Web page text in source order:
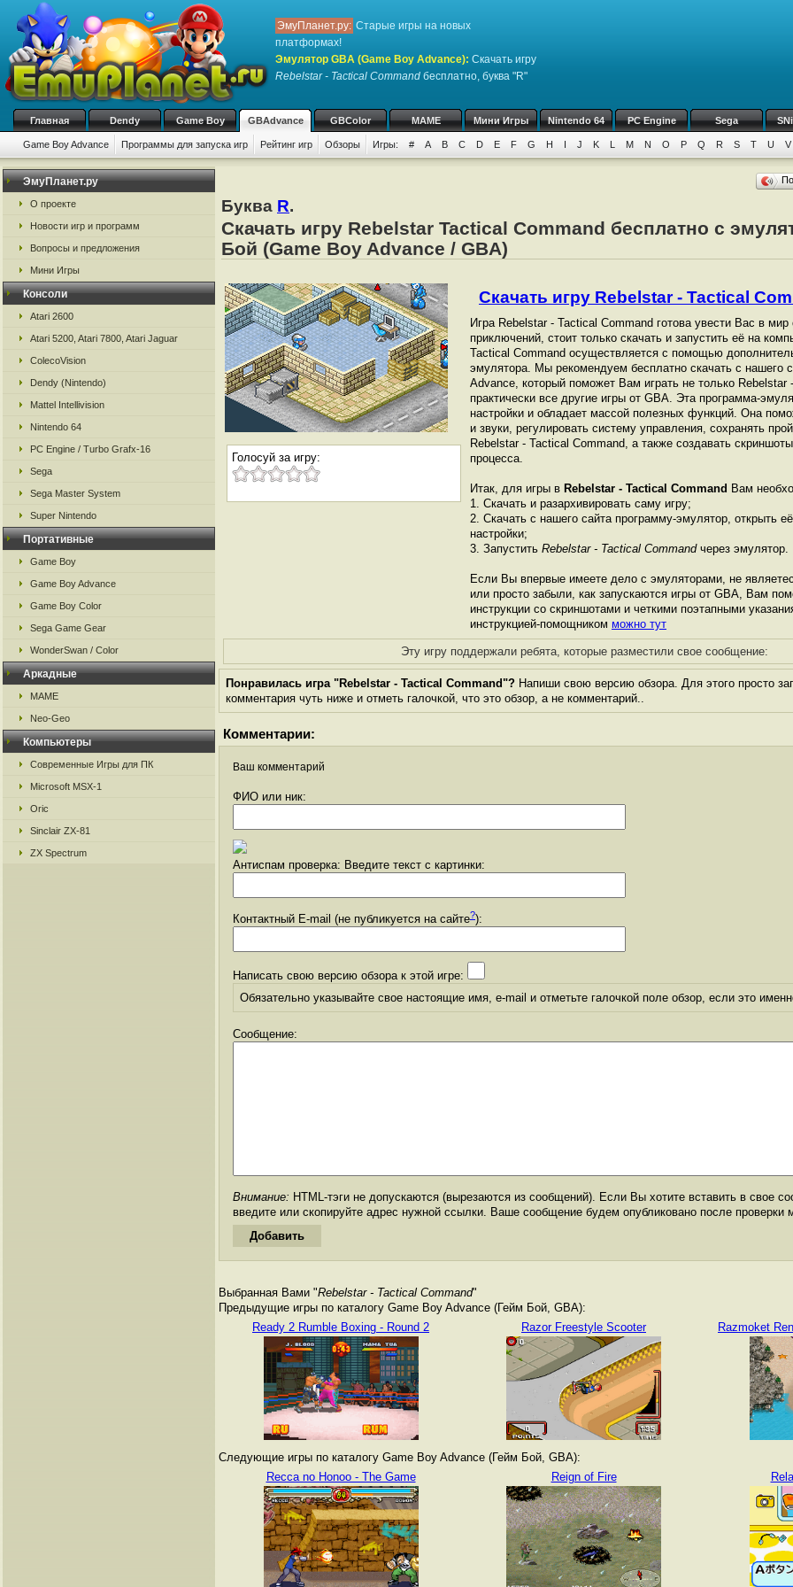
ЭмуПланет.ру: Старые игры на новых
платформах!
Эмулятор GBA (Game Boy Advance): Скачать игру
Rebelstar - Tactical Command бесплатно, буква "R"
Главная Dendy Game Boy GBAdvance GBColor MAME Мини Игры Nintendo 64 PC Engine Sega
Game Boy Advance Программы для запуска игр Рейтинг игр Обзоры Игры: # A B C D E F G H I J K L M N O P Q R S T U V
ЭмуПланет.ру
О проекте
Новости игр и программ
Вопросы и предложения
Мини Игры
Консоли
Atari 2600
Atari 5200, Atari 7800, Atari Jaguar
ColecoVision
Dendy (Nintendo)
Mattel Intellivision
Nintendo 64
PC Engine / Turbo Grafx-16
Sega
Sega Master System
Super Nintendo
Портативные
Game Boy
Game Boy Advance
Game Boy Color
Sega Game Gear
WonderSwan / Color
Аркадные
MAME
Neo-Geo
Компьютеры
Современные Игры для ПК
Microsoft MSX-1
Oric
Sinclair ZX-81
ZX Spectrum
Буква R.
Скачать игру Rebelstar Tactical Command бесплатно с
Бой (Game Boy Advance / GBA)
Голосуй за игру:
Скачать игру Rebelstar - Tactical
Игра Rebelstar - Tactical Command готова увести Вас в
приключений, стоит только скачать и запустить её на
Tactical Command осуществляется с помощью
эмулятора. Мы рекомендуем бесплатно скачать с нашего
Advance, который поможет Вам играть не только Rebelstar
практически все другие игры от GBА. Эта программа-
настройки и обладает массой полезных функций. Она
и звуки, регулировать систему управления, сохранять
Rebelstar - Tactical Command, а также создавать
процесса.
Итак, для игры в Rebelstar - Tactical Command Вам
1. Скачать и разархивировать саму игру;
2. Скачать с нашего сайта программу-эмулятор, открыть
настройки;
3. Запустить Rebelstar - Tactical Commandчерез эмулятор.
Если Вы впервые имеете дело с эмуляторами, не
или просто забыли, как запускаются игры от GBА, Вам
инструкции со скриншотами и четкими поэтапными
инструкцией-помощником можно тут
Эту игру поддержали ребята, которые разместили свое сообщение:
Понравилась игра "Rebelstar - Tactical Command"? Напиши свою версию обзора. Для этого просто
комментария чуть ниже и отметь галочкой, что это обзор, а не комментарий..
Комментарии:
Ваш комментарий
ФИО или ник:
Антиспам проверка: Введите текст с картинки:
Контактный E-mail (не публикуется на сайте?):
Написать свою версию обзора к этой игре:
Обязательно указывайте свое настоящие имя, e-mail и отметьте галочкой поле обзор, если это
Сообщение:
Внимание: HTML-тэги не допускаются (вырезаются из сообщений). Если Вы хотите вставить в свое
введите или скопируйте адрес нужной ссылки. Ваше сообщение будем опубликовано после проверки
Выбранная Вами "Rebelstar - Tactical Command"
Предыдущие игры по каталогу Game Boy Advance (Гейм Бой, GBA):
Ready 2 Rumble Boxing - Round 2
Razor Freestyle Scooter Razmoket
Следующие игры по каталогу Game Boy Advance (Гейм Бой, GBA):
Recca no Honoo - The Game
Reign of Fire